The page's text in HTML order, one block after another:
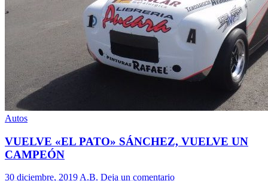
Autos
VUELVE «EL PATO» SÁNCHEZ, VUELVE UN
CAMPEÓN
30 diciembre, 2019 A.B. Deja un comentario